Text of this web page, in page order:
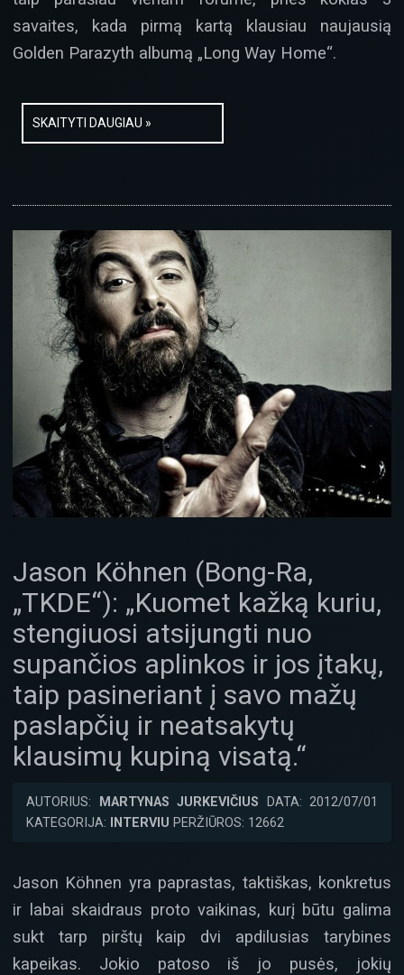
savaites, kada pirmą kartą klausiau naujausią
Golden Parazyth albumą „Long Way Home“.
SKAITYTI DAUGIAU »
Jason Köhnen (Bong-Ra,
„TKDE“): „Kuomet kažką kuriu,
stengiuosi atsijungti nuo
supančios aplinkos ir jos įtakų,
taip pasineriant į savo mažų
paslapčių ir neatsakytų
klausimų kupiną visatą.“
AUTORIUS: MARTYNAS JURKEVIČIUS DATA: 2012/07/01
KATEGORIJA:
INTERVIU PERŽIŪROS: 12662
Jason Köhnen yra paprastas, taktiškas, konkretus
ir labai skaidraus proto vaikinas, kurį būtu galima
sukt tarp pirštų kaip dvi apdilusias tarybines
kapeikas. Jokio patoso iš jo pusės, jokių